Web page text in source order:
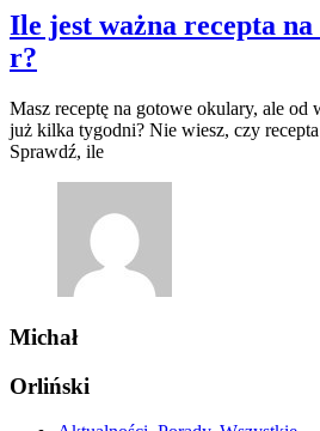
Ile jest ważna recepta
r?
Masz receptę na gotowe okulary, ale od
już kilka tygodni? Nie wiesz, czy
Sprawdź, ile
Michał
Orliński